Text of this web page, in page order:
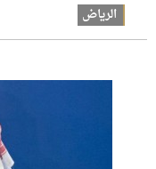
الرياض